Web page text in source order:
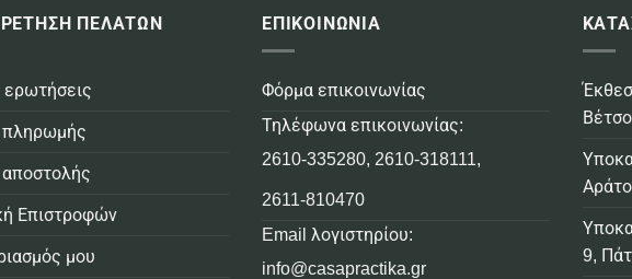
ΠΕΛΑΤΩΝ
πληρωμής
Επιστροφών
μου
ΕΠΙΚΟΙΝΩΝΙΑ
Φόρμα επικοινωνίας
Τηλέφωνα επικοινωνίας:
2610-335280, 2610-318111,
2611-810470
Email λογιστηρίου:
info@casapractika.gr
9,